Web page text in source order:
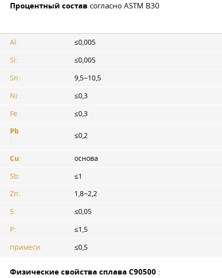
Процентный состав согласно ASTM B30
Al:
≤0,005
Si:
≤0,005
Sn:
9,5−10,5
Ni:
≤0,3
Fe:
≤0,3
Pb
:
≤0,2
Cu:
основа
Sb:
≤1
Zn:
1,8−2,2
S:
≤0,05
P:
≤1,5
примеси:
≤0,5
Физические свойства сплава С90500 :